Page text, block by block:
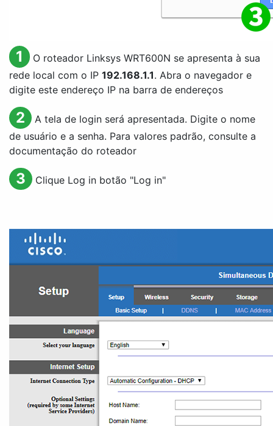
1
O roteador Linksys WRT600N se apresenta à sua
rede local com o IP 192.168.1.1. Abra o navegador e
digite este endereço IP na barra de endereços
2
A tela de login será apresentada. Digite o nome
de usuário e a senha. Para valores padrão, consulte a
documentação do roteador
3 Clique Log inbotão "Log in"